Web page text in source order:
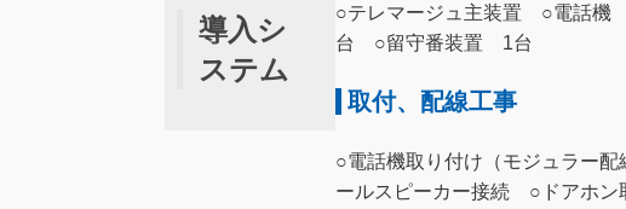
導入シ
ステム
○テレマージュ主装置 ○電話
台 ○留守番装置 1台
取付、配線工事
○電話機取り付け（モジュラ
ールスピーカー接続 ○ドアホン